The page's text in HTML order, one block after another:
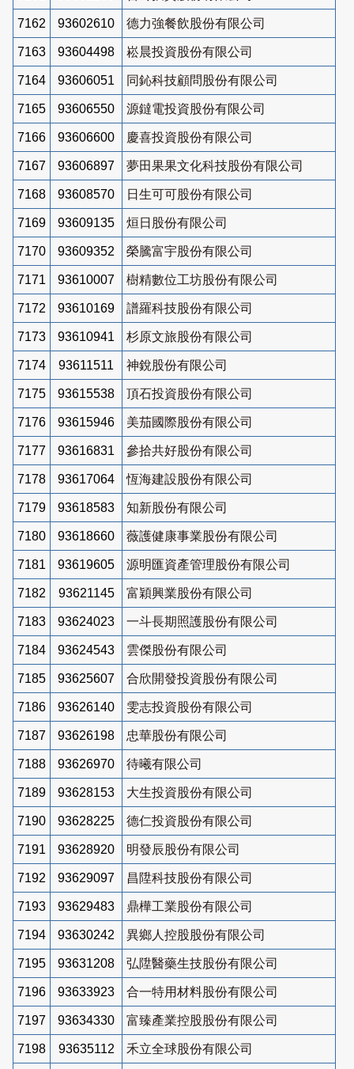
7162 93602610 德力強餐飲股份有限公司
7163 93604498 崧晨投資股份有限公司
7164 93606051 同鈊科技顧問股份有限公司
7165 93606550 源鐽電投資股份有限公司
7166 93606600 慶喜投資股份有限公司
7167 93606897 夢田果果文化科技股份有限公司
7168 93608570 日生可可股份有限公司
7169 93609135 烜日股份有限公司
7170 93609352 榮騰富宇股份有限公司
7171 93610007 樹精數位工坊股份有限公司
7172 93610169 譜羅科技股份有限公司
7173 93610941 杉原文旅股份有限公司
7174 93611511 神銳股份有限公司
7175 93615538 頂石投資股份有限公司
7176 93615946 美茄國際股份有限公司
7177 93616831 參拾共好股份有限公司
7178 93617064 恆海建設股份有限公司
7179 93618583 知新股份有限公司
7180 93618660 薇護健康事業股份有限公司
7181 93619605 源明匯資產管理股份有限公司
7182 93621145 富穎興業股份有限公司
7183 93624023 一斗長期照護股份有限公司
7184 93624543 雲傑股份有限公司
7185 93625607 合欣開發投資股份有限公司
7186 93626140 雯志投資股份有限公司
7187 93626198 忠華股份有限公司
7188 93626970 待曦有限公司
7189 93628153 大生投資股份有限公司
7190 93628225 德仁投資股份有限公司
7191 93628920 明發辰股份有限公司
7192 93629097 昌陞科技股份有限公司
7193 93629483 鼎樺工業股份有限公司
7194 93630242 異鄉人控股股份有限公司
7195 93631208 弘陞醫藥生技股份有限公司
7196 93633923 合一特用材料股份有限公司
7197 93634330 富臻產業控股股份有限公司
7198 93635112 禾立全球股份有限公司